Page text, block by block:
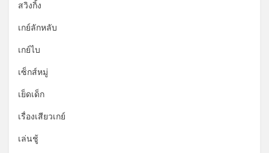
สวิงกิ้ง
เกย์ลักหลับ
เกย์ไบ
เซ็กส์หมู่
เย็ดเด็ก
เรื่องเสียวเกย์
เล่นชู้